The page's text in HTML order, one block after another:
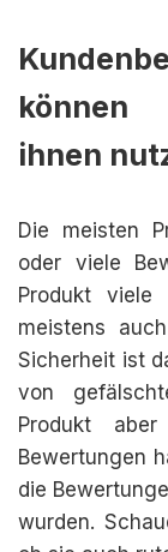
können
ihnen
Die meisten
oder viele
Produkt
meistens
Sicherheit ist
von
Produkt
Bewertungen
die
wurden.